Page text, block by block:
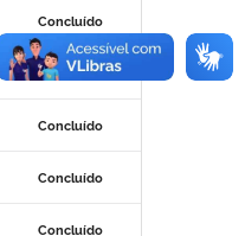
Concluído
Concluído
Concluído
Concluído
Concluído